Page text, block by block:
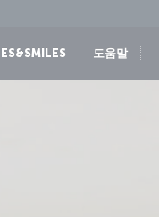
도움말